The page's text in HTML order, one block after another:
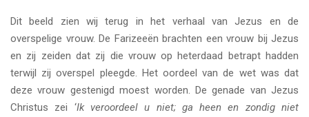
Dit beeld zien wij terug in het verhaal van Jezus en de
overspelige vrouw. De Farizeeën brachten een vrouw bij Jezus
en zij zeiden dat zij die vrouw op heterdaad betrapt hadden
terwijl zij overspel pleegde. Het oordeel van de wet was dat
deze vrouw gestenigd moest worden. De genade van Jezus
Christus zei ‘Ik veroordeel u niet; ga heen en zondig niet